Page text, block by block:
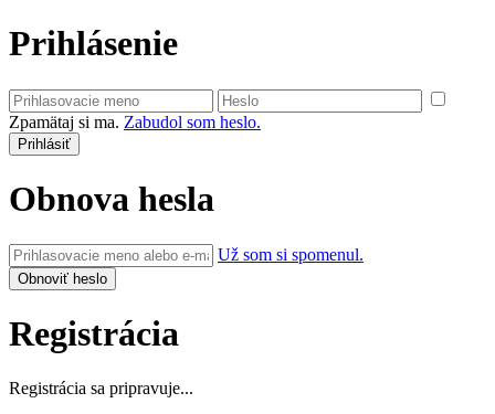
Prihlásenie
Zpamätaj si ma. Zabudol som heslo.
Obnova hesla
Už som si spomenul.
Registrácia
Registrácia sa pripravuje...